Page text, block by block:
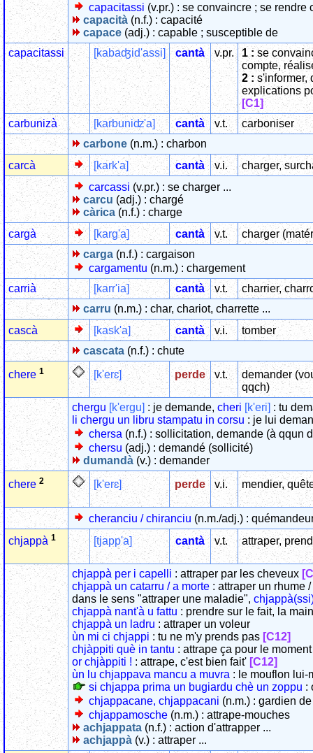
capacitassi (v.pr.) : se convaincre ; se rendre
capacità (n.f.) : capacité
capace (adj.) : capable ; susceptible de
capacitassi
[kabaʤid'assi] cantà v.pr. 1 : se
compte,
2 :s'informer,
explications
[C1]
carbunizà
[karbuniʣ'a] cantà v.t.
carboniser
carbone (n.m.) : charbon
carcà
[kark'a] cantà v.i.
charger,
carcassi (v.pr.) : se charger ...
carcu (adj.) : chargé
càrica (n.f.) : charge
cargà
[karg'a] cantà v.t.
charger
carga (n.f.) : cargaison
cargamentu (n.m.) : chargement
carrià
[karr'ia] cantà v.t.
charrier,
carru (n.m.) : char, chariot, charrette ...
cascà
[kask'a] cantà v.i.
tomber
cascata (n.f.) : chute
chere 1 [k'erɛ] perde v.t.
demander
qqch)
chergu [k'ergu] : je demande, cheri [k'eri] : tu
li chergu un libru stampatu in corsu : je lui
chersa (n.f.) : sollicitation, demande (à qqun
chersu (adj.) : demandé (sollicité)
dumandà (v.) : demander
chere 2 [k'erɛ] perde v.i. mendier,
cheranciu / chiranciu (n.m./adj.) :
chjappà 1 [tjapp'a] cantà v.t. attraper,
chjappà per i capelli : attraper par les cheveux
chjappà un catarru / a morte : attraper un rhume
dans le sens "attraper une maladie",
chjappà nant'à u fattu : prendre sur le fait, la
chjappà un ladru : attraper un voleur
ùn mi ci chjappi : tu ne m'y prends pas [C12]
chjàppiti què in tantu : attrape ça pour le
or chjàppiti ! : attrape, c'est bien fait' [C12]
ùn lu chjappava mancu a muvra : le mouflon lui-
si chjappa prima un bugiardu chè un zoppu :
chjappacane, chjappacani (n.m.) : gardien
chjappamosche (n.m.) : attrape-mouches
achjappata (n.f.) : action d'attrapper ...
achjappà (v.) : attraper ...